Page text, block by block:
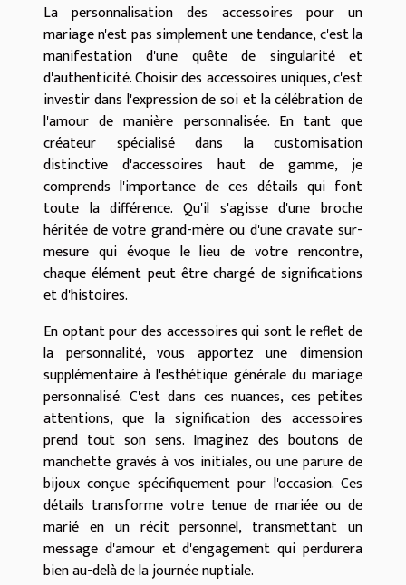
La personnalisation des accessoires pour un
mariage n'est pas simplement une tendance, c'est la
manifestation d'une quête de singularité et
d'authenticité. Choisir des accessoires uniques, c'est
investir dans l'expression de soi et la célébration de
l'amour de manière personnalisée. En tant que
créateur spécialisé dans la customisation
distinctive d'accessoires haut de gamme, je
comprends l'importance de ces détails qui font
toute la différence. Qu'il s'agisse d'une broche
héritée de votre grand-mère ou d'une cravate sur-
mesure qui évoque le lieu de votre rencontre,
chaque élément peut être chargé de significations
et d'histoires.
En optant pour des accessoires qui sont le reflet de
la personnalité, vous apportez une dimension
supplémentaire à l'esthétique générale du mariage
personnalisé. C'est dans ces nuances, ces petites
attentions, que la signification des accessoires
prend tout son sens. Imaginez des boutons de
manchette gravés à vos initiales, ou une parure de
bijoux conçue spécifiquement pour l'occasion. Ces
détails transforme votre tenue de mariée ou de
marié en un récit personnel, transmettant un
message d'amour et d'engagement qui perdurera
bien au-delà de la journée nuptiale.